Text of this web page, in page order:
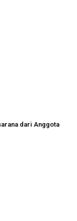
dari Anggota